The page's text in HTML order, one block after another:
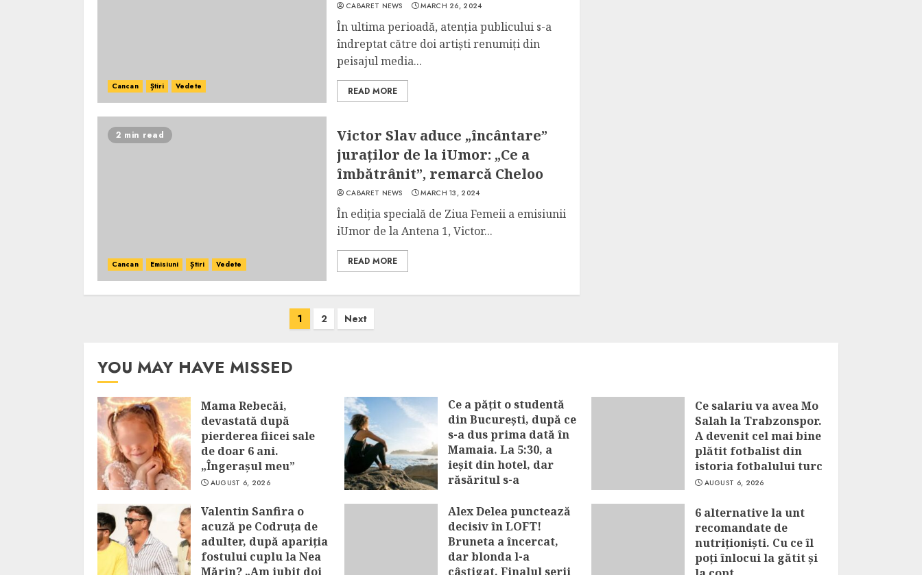
Cancan Știri Vedete
CABARET NEWS MARCH 26, 2024
În ultima perioadă, atenția publicului s-a
îndreptat către doi artiști renumiți din
peisajul media...
READ MORE
2 min read
Cancan Emisiuni Știri Vedete
Victor Slav aduce „încântare”
juraților de la iUmor: „Ce a
îmbătrânit”, remarcă Cheloo
CABARET NEWS MARCH 13, 2024
În ediția specială de Ziua Femeii a emisiunii
iUmor de la Antena 1, Victor...
READ MORE
1 2 Next
YOU MAY HAVE MISSED
Mama Rebecăi,
devastată după
pierderea fiicei sale
de doar 6 ani.
„Îngerașul meu”
AUGUST 6, 2026
Ce a pățit o studentă
din București, după ce
s-a dus prima dată în
Mamaia. La 5:30, a
ieșit din hotel, dar
răsăritul s-a
coșmar
AUGUST 6, 2026
Ce salariu va avea Mo
Salah la Trabzonspor.
A devenit cel mai bine
plătit fotbalist din
istoria fotbalului turc
AUGUST 6, 2026
Valentin Sanfira o
acuză pe Codruța de
adulter, după apariția
fostului cuplu la Nea
Mărin? „Am iubit doi
Alex Delea punctează
decisiv în LOFT!
Bruneta a încercat,
dar blonda l-a
câștigat. Finalul serii
6 alternative la unt
recomandate de
nutriționiști. Cu ce îl
poți înlocui la gătit și